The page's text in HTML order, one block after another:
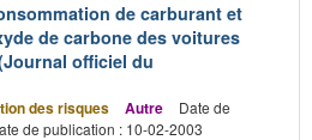
de carburant et
de carbone des voitures
officiel du
des risques Autre
Date de
de publication : 10-02-2003